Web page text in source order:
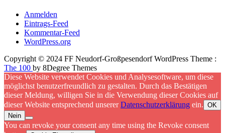
Anmelden
Eintrags-Feed
Kommentar-Feed
WordPress.org
Copyright © 2024 FF Neudorf-Großpesendorf WordPress Theme :
The 100 by 8Degree Themes
Diese Website verwendet Cookies und Analysesoftware, um diese
möglichst benutzerfreundlich zu gestalten. Durch das Bestätigen
dieser Meldung, willigen Sie in die Verwendung dieser Cookies auf
dieser Website entsprechend unsererDatenschutzerklärung ein. OK
Nein
You can revoke your consent any time using the Revoke consent